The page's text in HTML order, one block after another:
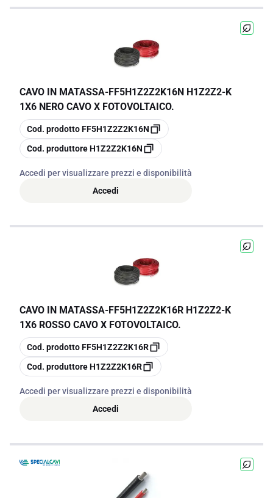
CAVO IN MATASSA-FF5H1Z2Z2K16N H1Z2Z2-K
1X6 NERO CAVO X FOTOVOLTAICO.
copia
Cod. prodottoFF5H1Z2Z2K16N
copia
Cod. produttoreH1Z2Z2K16N
Accedi per visualizzare prezzi e disponibilità
Accedi
CAVO IN MATASSA-FF5H1Z2Z2K16R H1Z2Z2-K
1X6 ROSSO CAVO X FOTOVOLTAICO.
copia
Cod. prodottoFF5H1Z2Z2K16R
copia
Cod. produttoreH1Z2Z2K16R
Accedi per visualizzare prezzi e disponibilità
Accedi